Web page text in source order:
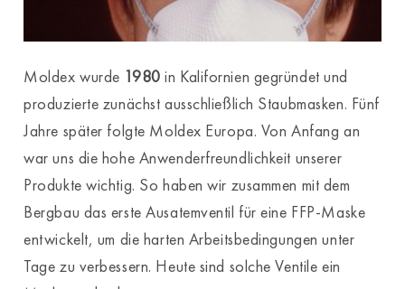
Moldex wurde 1980 in Kalifornien gegründet und
produzierte zunächst ausschließlich Staubmasken. Fünf
Jahre später folgte Moldex Europa. Von Anfang an
war uns die hohe Anwenderfreundlichkeit unserer
Produkte wichtig. So haben wir zusammen mit dem
Bergbau das erste Ausatemventil für eine FFP-Maske
entwickelt, um die harten Arbeitsbedingungen unter
Tage zu verbessern. Heute sind solche Ventile ein